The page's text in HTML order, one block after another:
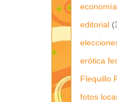
economía
editorial
erótica
Flequillo
fotos